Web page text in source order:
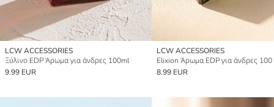
LCW ACCESSORIES
Ξύλινο EDP Άρωμα για άνδρες 100ml
9.99 EUR
LCW ACCESSORIES
Elixion Άρωμα EDP για άνδρες 100
8.99 EUR